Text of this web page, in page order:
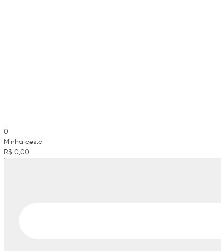
0
Minha cesta
R$ 0,00